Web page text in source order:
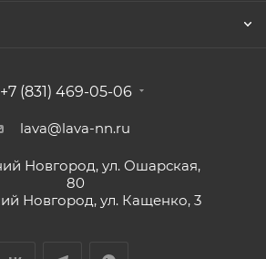
+7 (831) 469-05-06
lava@lava-nn.ru
Новгород, ул. Ошарская,
80
Новгород, ул. Кащенко, 3